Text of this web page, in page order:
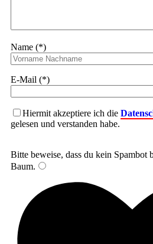
Name (*)
E-Mail (*)
Hiermit akzeptiere ich die
gelesen und verstanden habe.
Bitte beweise, dass du kein Spambot
Baum.